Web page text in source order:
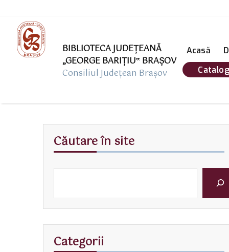
BIBLIOTECA JUDEȚEANĂ
„GEORGE BARIŢIU‟ BRAŞOV
Consiliul Județean Brașov
Acasă
Căutare în site
Categorii